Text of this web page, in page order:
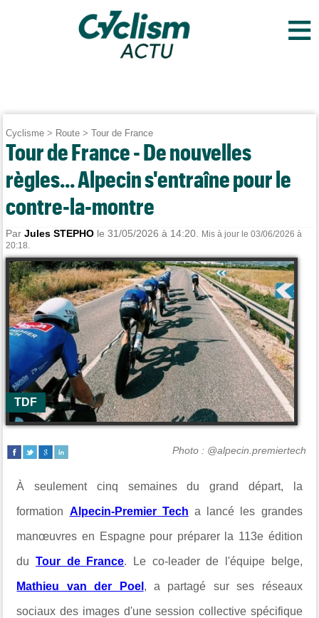
≡
Cyclisme > Route >Tour de France
Tour de France - De nouvelles
règles... Alpecin s'entraîne pour le
contre-la-montre
ParJules STEPHO le 31/05/2026 à 14:20.
Mis à jour le 03/06/2026 à
20:18.
TDF
Photo : @alpecin.premiertech
À seulement cinq semaines du grand départ, la
formation Alpecin-Premier Tech a lancé les grandes
manœuvres en Espagne pour préparer la 113e édition
duTour de France. Le co-leader de l'équipe belge,
Mathieu van der Poel , a partagé sur ses réseaux
sociaux des images d'une session collective spécifique